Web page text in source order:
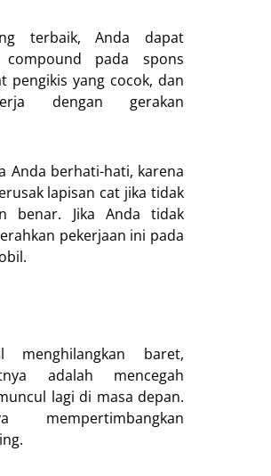
terbaik, Anda dapat
compound pada spons
pengikis yang cocok, dan
dengan gerakan
Anda berhati-hati, karena
lapisan cat jika tidak
benar. Jika Anda tidak
pekerjaan ini pada
menghilangkan baret,
adalah mencegah
lagi di masa depan.
mempertimbangkan